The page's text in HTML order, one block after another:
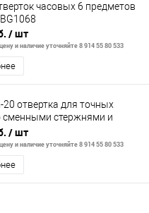
часовых 6 предметов
/ шт
и наличие уточняйте 8 914 55 80 533
20 отвертка для точных
сменными стержнями и
12 предм., KRAFTOOL
/ шт
и наличие уточняйте 8 914 55 80 533